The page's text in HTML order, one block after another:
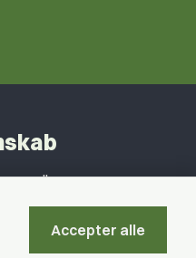
medlem
medlemskab
Accepter alle